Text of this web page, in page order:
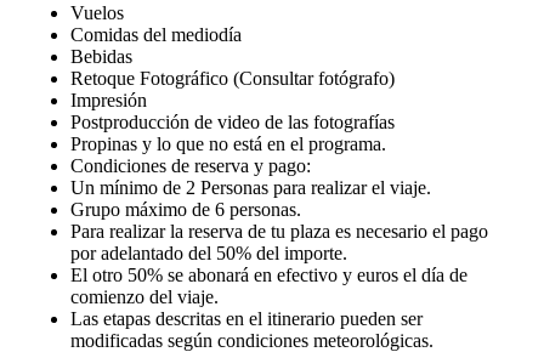
Vuelos
Comidas del mediodía
Bebidas
Retoque Fotográfico (Consultar fotógrafo)
Impresión
Postproducción de video de las fotografías
Propinas y lo que no está en el programa.
Condiciones de reserva y pago:
Un mínimo de 2 Personas para realizar el viaje.
Grupo máximo de 6 personas.
Para realizar la reserva de tu plaza es necesario el pago
por adelantado del 50% del importe.
El otro 50% se abonará en efectivo y euros el día de
comienzo del viaje.
Las etapas descritas en el itinerario pueden ser
modificadas según condiciones meteorológicas.